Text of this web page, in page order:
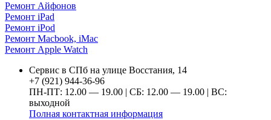
Ремонт Айфонов
Ремонт iPad
Ремонт iPod
Ремонт Macbook, iMac
Ремонт Apple Watch
Сервис в СПб на улице Восстания, 14
+7 (921) 944-36-96
ПН-ПТ: 12.00 — 19.00 | СБ: 12.00 — 19.00 | ВС:
выходной
Полная контактная информация